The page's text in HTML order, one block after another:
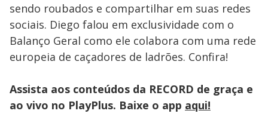
sendo roubados e compartilhar em suas redes
sociais. Diego falou em exclusividade com o
Balanço Geral como ele colabora com uma rede
europeia de caçadores de ladrões. Confira!
Assista aos conteúdos da RECORD de graça e
ao vivo no PlayPlus. Baixe o app aqui!